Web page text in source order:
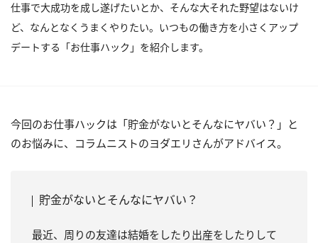
仕事で大成功を成し遂げたいとか、そんな大それた野望はないけ
ど、なんとなくうまくやりたい。いつもの働き方を小さくアップ
デートする「お仕事ハック」を紹介します。
今回のお仕事ハックは「貯金がないとそんなにヤバい？」と
のお悩みに、コラムニストのヨダエリさんがアドバイス。
貯金がないとそんなにヤバい？
最近、周りの友達は結婚をしたり出産をしたりして